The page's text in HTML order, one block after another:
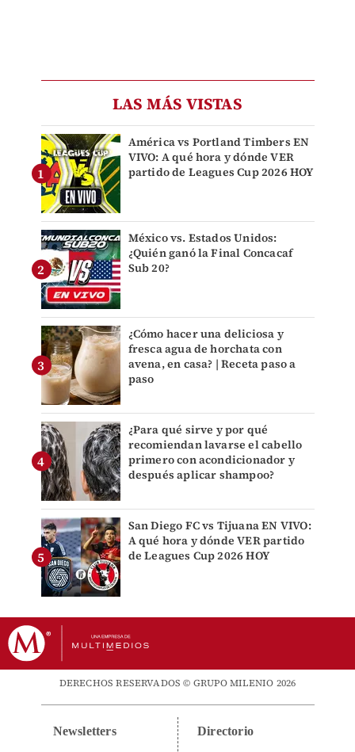
LAS MÁS VISTAS
América vs Portland Timbers EN
VIVO: A qué hora y dónde VER
partido de Leagues Cup 2026 HOY
México vs. Estados Unidos:
¿Quién ganó la Final Concacaf
Sub 20?
¿Cómo hacer una deliciosa y
fresca agua de horchata con
avena, en casa? | Receta paso a
paso
¿Para qué sirve y por qué
recomiendan lavarse el cabello
primero con acondicionador y
después aplicar shampoo?
San Diego FC vs Tijuana EN VIVO:
A qué hora y dónde VER partido
de Leagues Cup 2026 HOY
DERECHOS RESERVADOS © GRUPO MILENIO 2026
Newsletters Directorio